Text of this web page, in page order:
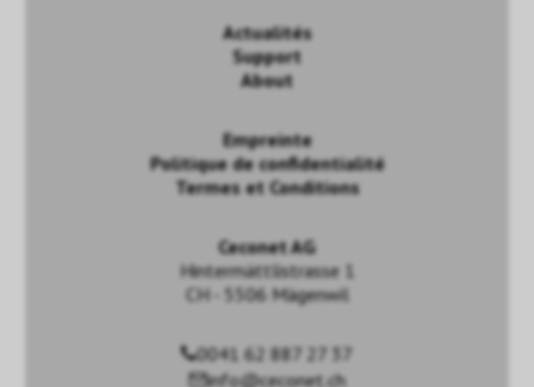
Actualités
Support
About
Empreinte
Politique de confidentialité
Termes et Conditions
Ceconet AG
Hintermättlistrasse 1
CH - 5506 Mägenwil
0041 62 887 27 37
info@ceconet.ch